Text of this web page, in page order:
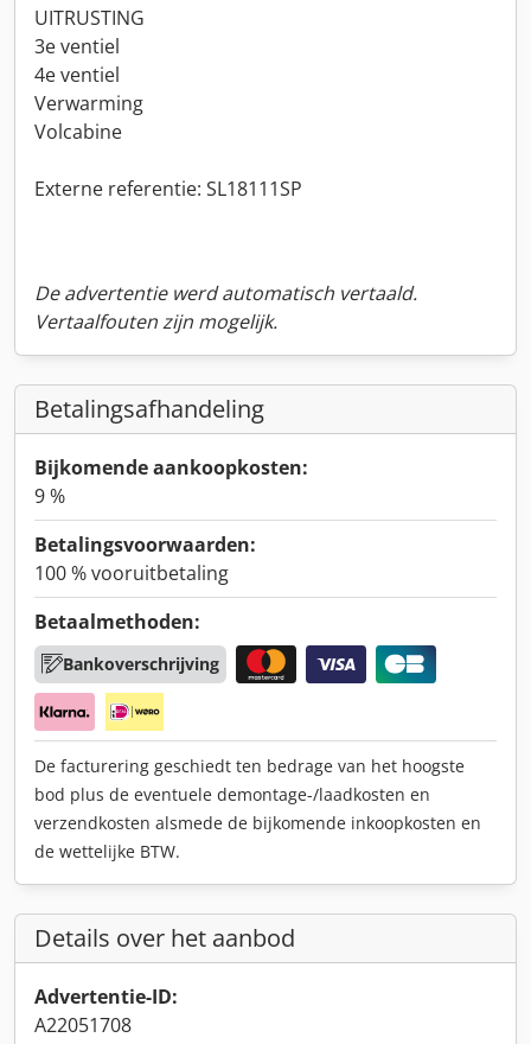
UITRUSTING
3e ventiel
4e ventiel
Verwarming
Volcabine
Externe referentie: SL18111SP
De advertentie werd automatisch vertaald.
Vertaalfouten zijn mogelijk.
Betalingsafhandeling
Bijkomende aankoopkosten:
9 %
Betalingsvoorwaarden:
100 % vooruitbetaling
Betaalmethoden:
Bankoverschrijving
De facturering geschiedt ten bedrage van het hoogste
bod plus de eventuele demontage-/laadkosten en
verzendkosten alsmede de bijkomende inkoopkosten en
de wettelijke BTW.
Details over het aanbod
Advertentie-ID:
A22051708